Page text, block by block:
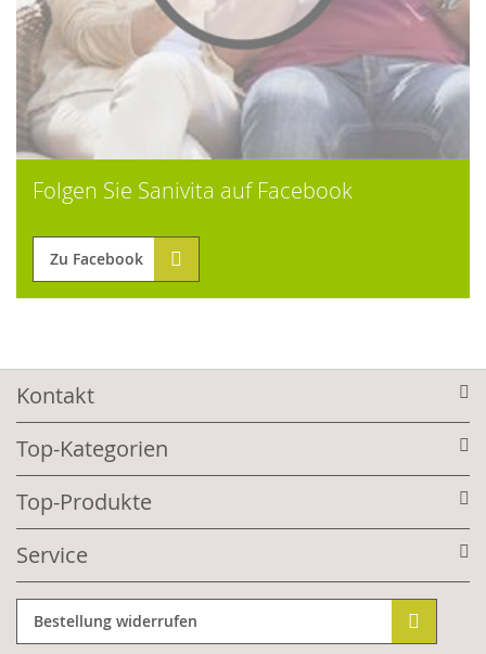
Folgen Sie Sanivita auf Facebook
Zu Facebook
Kontakt
Top-Kategorien
Top-Produkte
Service
Bestellung widerrufen